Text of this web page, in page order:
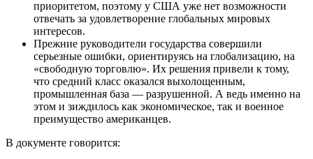
приоритетом, поэтому у США уже нет возможности
отвечать за удовлетворение глобальных мировых
интересов.
Прежние руководители государства совершили
серьезные ошибки, ориентируясь на глобализацию, на
«свободную торговлю». Их решения привели к тому,
что средний класс оказался выхолощенным,
промышленная база — разрушенной. А ведь именно на
этом и зиждилось как экономическое, так и военное
преимущество американцев.
В документе говорится: